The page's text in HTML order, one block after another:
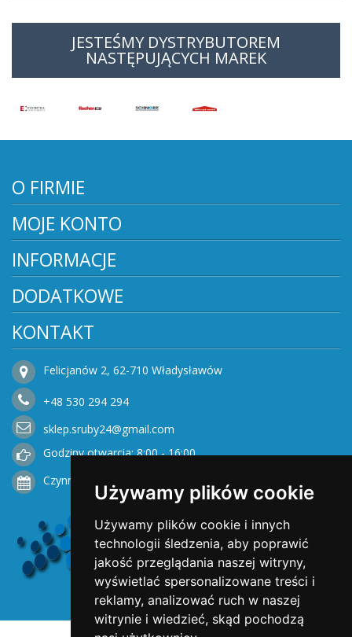
Używamy plików cookie
Używamy plików cookie i innych
technologii śledzenia, aby poprawić
jakość przeglądania naszej witryny,
wyświetlać spersonalizowane treści i
reklamy, analizować ruch w naszej
witrynie i wiedzieć, skąd pochodzą
JESTEŚMY DYSTRYBUTOREM
NASTĘPUJĄCYCH MAREK
O FIRMIE
MOJE KONTO
INFORMACJE
DODATKOWE
KONTAKT
Felicjanów 2, 62-710 Władysławów
+48 530 294 294
sklep.sruby24@gmail.com
Godziny otwarcia: 8:00 - 16:00
Czynne od Poniedziałku do Piątku